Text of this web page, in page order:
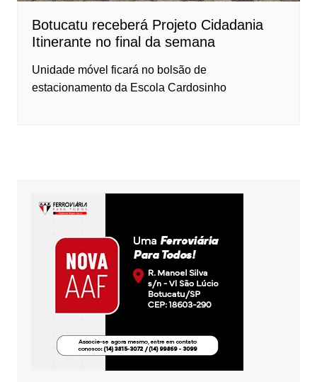
Botucatu receberá Projeto Cidadania
Itinerante no final da semana
Unidade móvel ficará no bolsão de
estacionamento da Escola Cardosinho